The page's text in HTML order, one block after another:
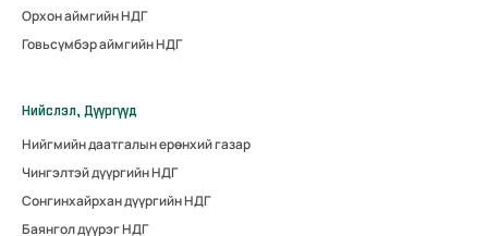
Орхон аймгийн НДГ
Говьсүмбэр аймгийн НДГ
Нийслэл, Дүүргүүд
Нийгмийн даатгалын ерөнхий газар
Чингэлтэй дүүргийн НДГ
Сонгинхайрхан дүүргийн НДГ
Баянгол дүүрэг НДГ